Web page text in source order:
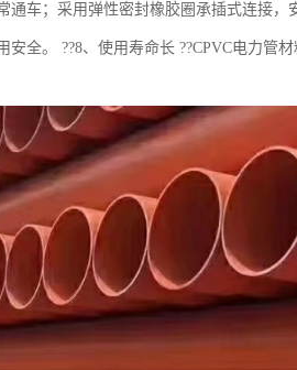
车；采用弹性密封橡胶圈承插式连接，
全。 ??8、使用寿命长 ??CPVC电力管